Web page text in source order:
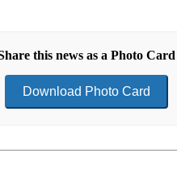
this news as a Photo Card
Download Photo Card